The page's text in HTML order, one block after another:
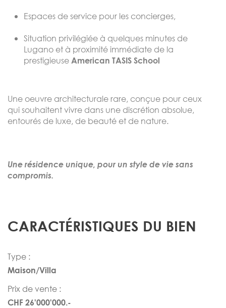
Espaces de service pour les concierges,
Situation privilégiée à quelques minutes de
Lugano et à proximité immédiate de la
prestigieuse American TASIS School
Une oeuvre architecturale rare, conçue pour ceux
qui souhaitent vivre dans une discrétion absolue,
entourés de luxe, de beauté et de nature.
Une résidence unique, pour un style de vie sans
compromis.
CARACTÉRISTIQUES DU BIEN
Type :
Maison/Villa
Prix de vente :
CHF 26'000'000.-